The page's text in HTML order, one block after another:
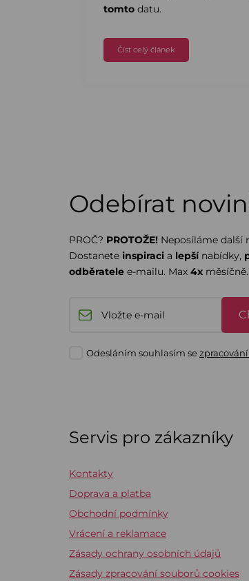
tomto datu.
Číst celý článek
Odebírat
PROČ? PROTOŽE! Neposíláme další
Dostanete inspiraci a lepšínabídky,
odběratele e-mailu. Max 4x
Odesláním souhlasím se
Servis pro zákazníky
Kontakty
Doprava a platba
Obchodní podmínky
Vrácení a reklamace
Zásady ochrany osobních údajů
Zásady zpracování souborů cookies